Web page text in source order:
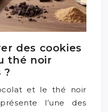
des cookies
thé noir
?
et le thé noir
l’une des